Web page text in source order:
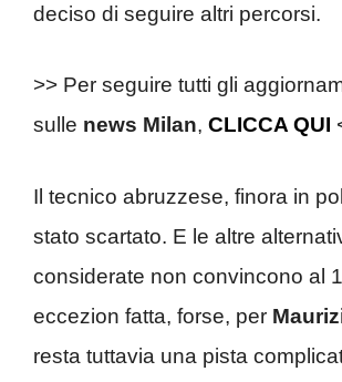
deciso di seguire altri percorsi.
>> Per seguire tutti gli
sulle news Milan, CLICCA QUI
Il tecnico abruzzese, finora in
stato scartato. E le altre
considerate non convincono al
eccezion fatta, forse, per
resta tuttavia una pista